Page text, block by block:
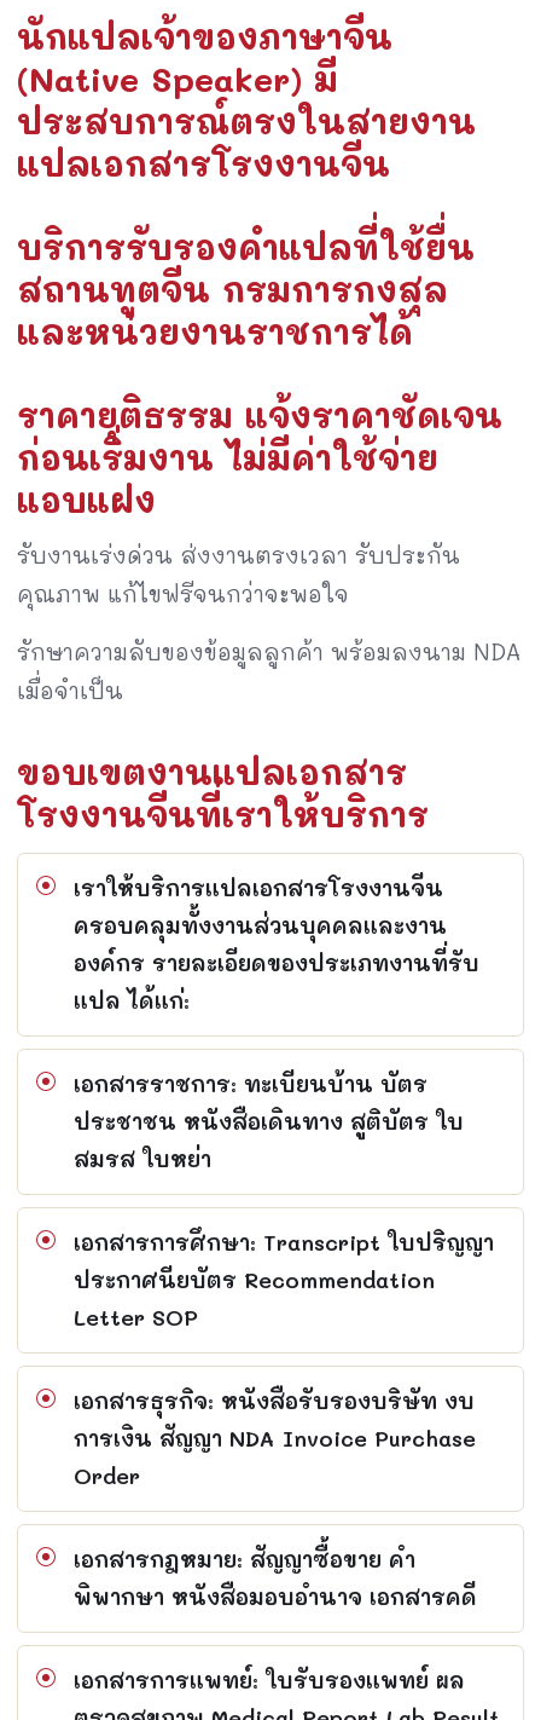
นักแปลเจ้าของภาษาจีน
(Native Speaker) มี
ประสบการณ์ตรงในสายงาน
แปลเอกสารโรงงานจีน
บริการรับรองคำแปลที่ใช้ยื่น
สถานทูตจีน กรมการกงสุล
และหน่วยงานราชการได้
ราคายุติธรรม แจ้งราคาชัดเจน
ก่อนเริ่มงาน ไม่มีค่าใช้จ่าย
แอบแฝง
รับงานเร่งด่วน ส่งงานตรงเวลา รับประกัน
คุณภาพ แก้ไขฟรีจนกว่าจะพอใจ
รักษาความลับของข้อมูลลูกค้า พร้อมลงนาม NDA
เมื่อจำเป็น
ขอบเขตงานแปลเอกสาร
โรงงานจีนที่เราให้บริการ
เราให้บริการแปลเอกสารโรงงานจีน
ครอบคลุมทั้งงานส่วนบุคคลและงาน
องค์กร รายละเอียดของประเภทงานที่รับ
แปล ได้แก่:
เอกสารราชการ: ทะเบียนบ้าน บัตร
ประชาชน หนังสือเดินทาง สูติบัตร ใบ
สมรส ใบหย่า
เอกสารการศึกษา: Transcript ใบปริญญา
ประกาศนียบัตร Recommendation
Letter SOP
เอกสารธุรกิจ: หนังสือรับรองบริษัท งบ
การเงิน สัญญา NDA Invoice Purchase
Order
เอกสารกฎหมาย: สัญญาซื้อขาย คำ
พิพากษา หนังสือมอบอำนาจ เอกสารคดี
เอกสารการแพทย์: ใบรับรองแพทย์ ผล